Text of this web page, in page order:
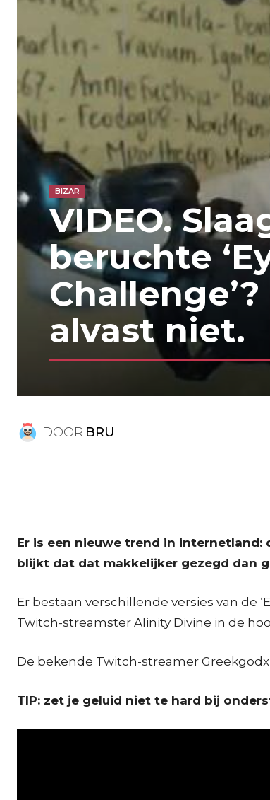
BIZAR
VIDEO.
beruchte
alvast niet.
DOOR BRU
Er is een nieuwe trend in internetland:
blijkt dat dat makkelijker gezegd dan
Er bestaan verschillende versies van de
Twitch-streamster Alinity Divine in de
De bekende Twitch-streamer
TIP: zet je geluid niet te hard bij